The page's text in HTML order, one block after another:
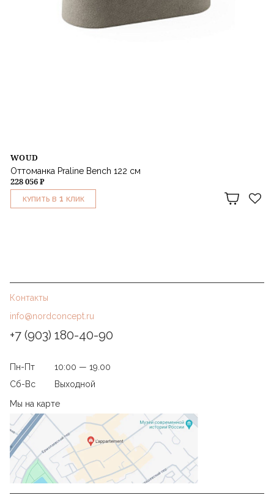
WOUD
Оттоманка Praline Bench 122 см
228 056 ₽
КУПИТЬ В 1 КЛИК
Контакты
info@nordconcept.ru
+7 (903) 180-40-90
Пн-Пт
10:00 — 19.00
Сб-Вс
Выходной
Мы на карте